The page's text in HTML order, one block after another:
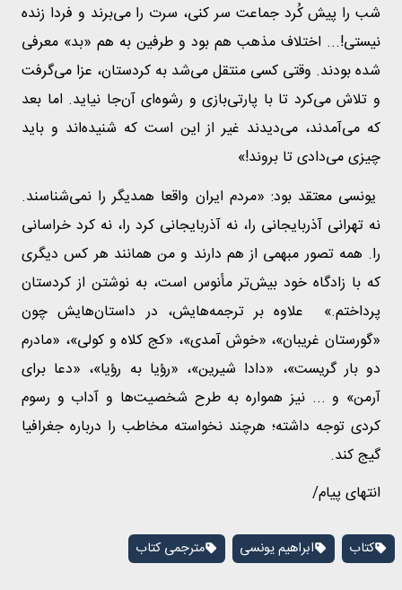
شب را پیش کُرد جماعت سر کنی، سرت را می‌برند و فردا زنده
نیستی!... اختلاف مذهب هم بود و طرفین به هم «بد» معرفی
شده بودند. وقتی کسی منتقل می‌شد به کردستان، عزا می‌گرفت
و تلاش می‌کرد تا با پارتی‌بازی و رشوه‌ای آن‌جا نیاید. اما بعد
که می‌آمدند، می‌دیدند غیر از این است که شنیده‌اند و باید
چیزی می‌دادی تا بروند!»
یونسی معتقد بود: «مردم ایران واقعا همدیگر را نمی‌شناسند.
نه تهرانی آذربایجانی را، نه آذربایجانی کرد را، نه کرد خراسانی
را. همه تصور مبهمی از هم دارند و من همانند هر کس دیگری
که با زادگاه خود بیش‌تر مأنوس است، به نوشتن از کردستان
پرداختم.» علاوه بر ترجمه‌هایش، در داستان‌هایش چون
«گورستان غریبان»، «خوش ‌آمدی»، «کج کلاه و کولی»، «‌مادرم
دو بار گریست»، «دادا شیرین»، «رؤیا به رؤیا»، «دعا برای
آرمن» و ... نیز همواره به طرح شخصیت‌ها و آداب و رسوم
کردی توجه داشته؛ هرچند نخواسته مخاطب را درباره‌ جغرافیا
گیج کند.
انتهای پیام/
کتاب ابراهیم یونسی مترجمی کتاب